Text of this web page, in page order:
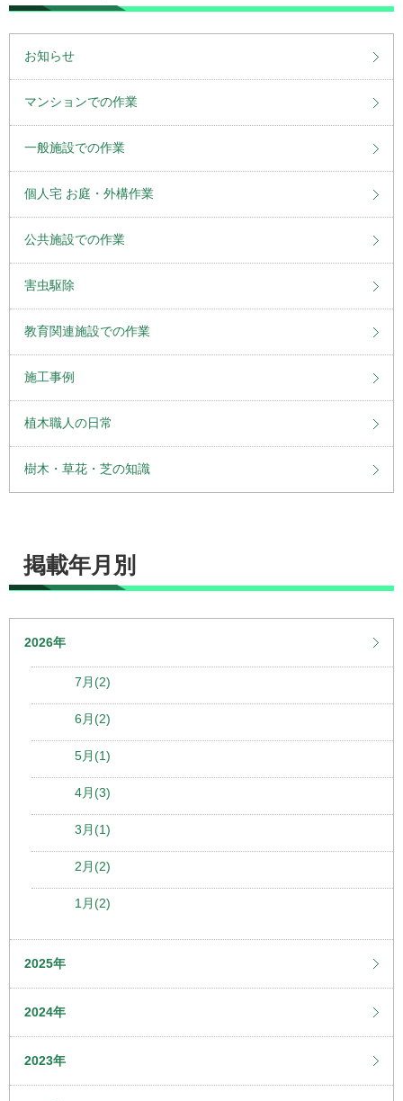
お知らせ
マンションでの作業
一般施設での作業
個人宅 お庭・外構作業
公共施設での作業
害虫駆除
教育関連施設での作業
施工事例
植木職人の日常
樹木・草花・芝の知識
掲載年月別
2026年
7月(2)
6月(2)
5月(1)
4月(3)
3月(1)
2月(2)
1月(2)
2025年
2024年
2023年